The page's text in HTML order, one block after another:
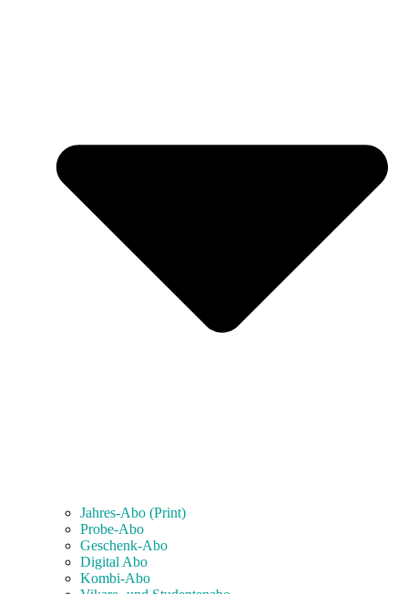
Jahres-Abo (Print)
Probe-Abo
Geschenk-Abo
Digital Abo
Kombi-Abo